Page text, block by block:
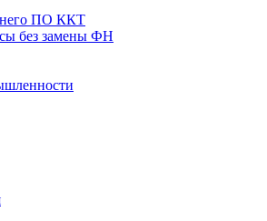
ПО ККТ
без замены ФН